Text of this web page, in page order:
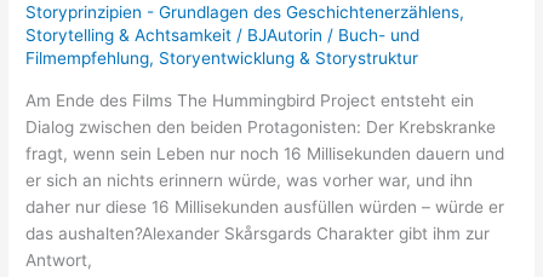
Storyprinzipien - Grundlagen des Geschichtenerzählens,
Storytelling & Achtsamkeit / BJAutorin / Buch- und
Filmempfehlung, Storyentwicklung & Storystruktur
Am Ende des Films The Hummingbird Project entsteht ein
Dialog zwischen den beiden Protagonisten: Der Krebskranke
fragt, wenn sein Leben nur noch 16 Millisekunden dauern und
er sich an nichts erinnern würde, was vorher war, und ihn
daher nur diese 16 Millisekunden ausfüllen würden – würde er
das aushalten?Alexander Skårsgards Charakter gibt ihm zur
Antwort,